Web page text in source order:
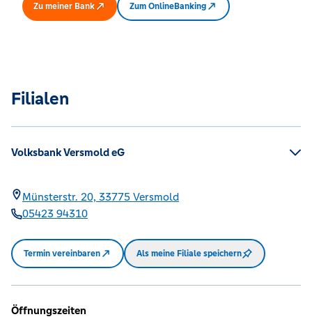
Zu meiner Bank Zum OnlineBanking
Filialen
Volksbank Versmold eG
Münsterstr. 20, 33775 Versmold
05423 94310
Termin vereinbaren Als meine Filiale speichern
Öffnungszeiten